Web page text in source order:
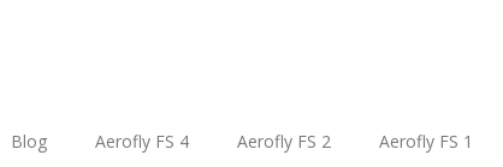
Blog Aerofly FS 4 Aerofly FS 2 Aerofly FS 1